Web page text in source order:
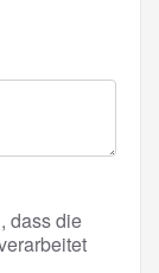
dass die